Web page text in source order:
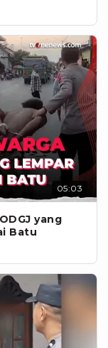
05:03
yang
Batu